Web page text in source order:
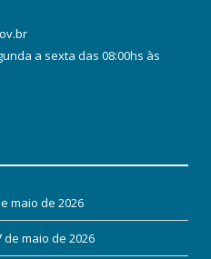
a sexta das 08:00hs às
maio de 2026
de maio de 2026